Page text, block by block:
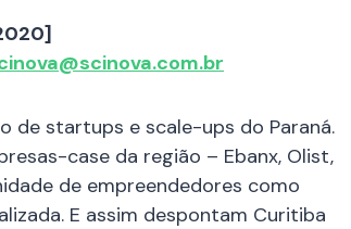
de startups e scale-ups do Paraná.
case da região – Ebanx, Olist,
de empreendedores como
E assim despontam Curitiba